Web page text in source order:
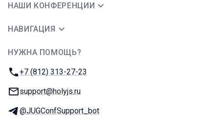
НАШИ КОНФЕРЕНЦИИ
НАВИГАЦИЯ
НУЖНА ПОМОЩЬ?
Телефон:
+7 (812) 313-27-23
E-mail:
support@holyjs.ru
Телеграм:
@JUGConfSupport_bot